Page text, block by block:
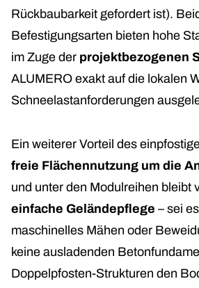
Rückbaubarkeit gefordert ist).
Befestigungsarten bieten hohe
im Zuge der projektbezogenen
ALUMERO exakt auf die lokalen
Schneelastanforderungen
Ein weiterer Vorteil des
freie Flächennutzung um die
und unter den Modulreihen bleibt
einfache Geländepflege – sei
maschinelles Mähen oder
keine ausladenden
Doppelpfosten-Strukturen den